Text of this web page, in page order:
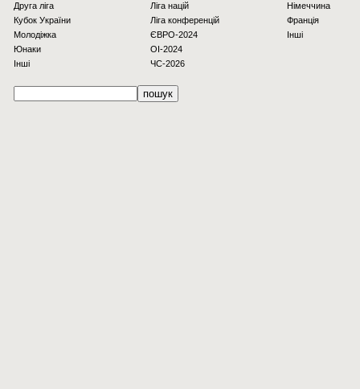
Друга ліга
Кубок України
Молодіжка
Юнаки
Інші
Ліга націй
Ліга конференцій
ЄВРО-2024
OI-2024
ЧС-2026
Німеччина
Франція
Інші